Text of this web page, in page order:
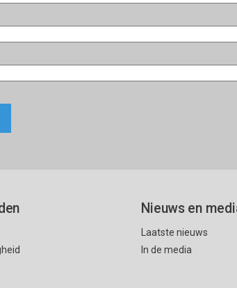
Nieuws en
Laatste nieuws
In de media